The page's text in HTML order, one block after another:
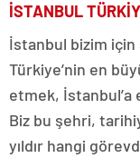
İSTANBUL
İstanbul bizim için
Türkiye’nin en
etmek, İstanbul’a
Biz bu şehri,
yıldır hangi